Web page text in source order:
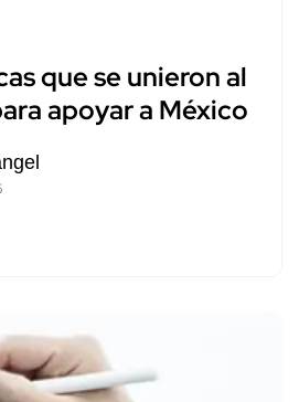
que se unieron al
apoyar a México